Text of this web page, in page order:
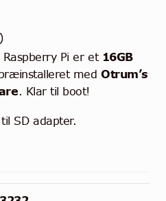
Pi er et 16GB
præinstalleret medOtrum’s
. Klar til boot!
SD adapter.